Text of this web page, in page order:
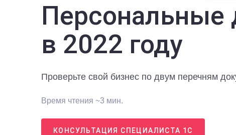
Персональные
в 2022 году
Проверьте свой бизнес по двум перечням
Время чтения ~3 мин.
КОНСУЛЬТАЦИЯ СПЕЦИАЛИСТА 1С